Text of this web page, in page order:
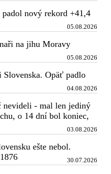
nový rekord +41,4
05.08.2026
na jihu Moravy
05.08.2026
Opäť padlo
04.08.2026
nevideli - mal len jediný
o 14 dní bol koniec,
03.08.2026
ešte nebol.
30.07.2026